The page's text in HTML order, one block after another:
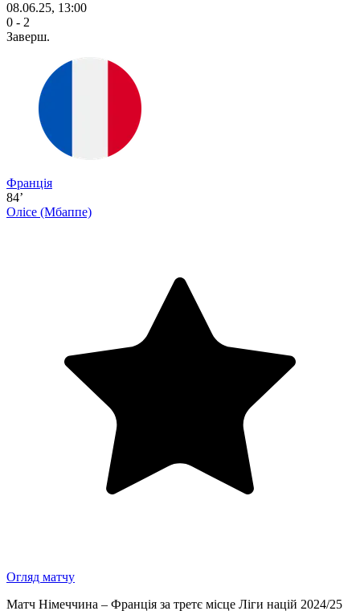
08.06.25, 13:00
0 - 2
Заверш.
Франція
84’
Олісе (Мбаппе)
Огляд матчу
Матч Німеччина – Франція за третє місце Ліги націй 2024/25